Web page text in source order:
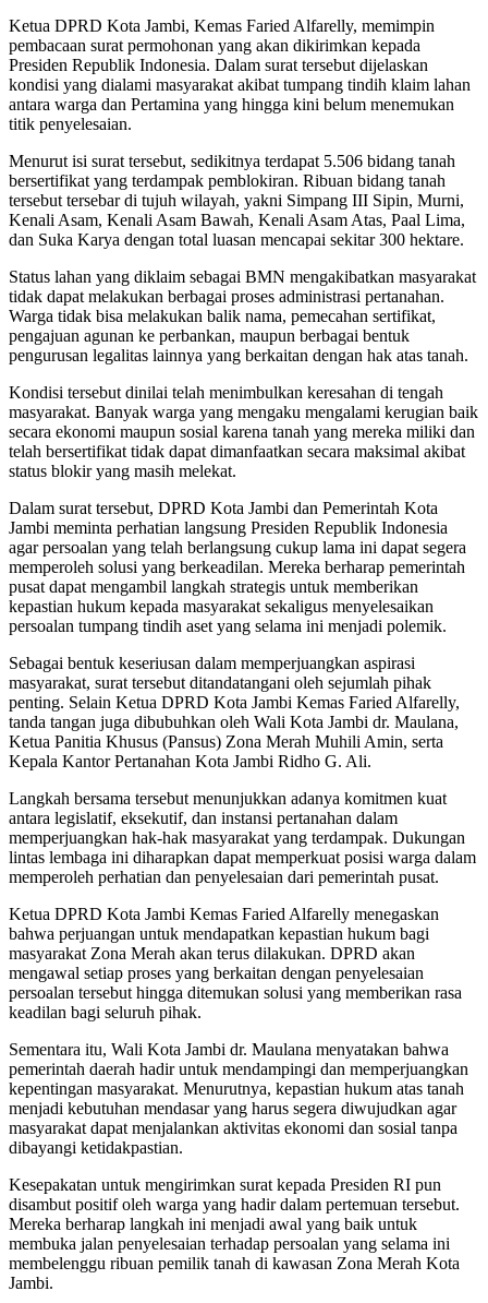
Ketua DPRD Kota Jambi, Kemas Faried Alfarelly, memimpin
pembacaan surat permohonan yang akan dikirimkan kepada
Presiden Republik Indonesia. Dalam surat tersebut dijelaskan
kondisi yang dialami masyarakat akibat tumpang tindih klaim lahan
antara warga dan Pertamina yang hingga kini belum menemukan
titik penyelesaian.
Menurut isi surat tersebut, sedikitnya terdapat 5.506 bidang tanah
bersertifikat yang terdampak pemblokiran. Ribuan bidang tanah
tersebut tersebar di tujuh wilayah, yakni Simpang III Sipin, Murni,
Kenali Asam, Kenali Asam Bawah, Kenali Asam Atas, Paal Lima,
dan Suka Karya dengan total luasan mencapai sekitar 300 hektare.
Status lahan yang diklaim sebagai BMN mengakibatkan masyarakat
tidak dapat melakukan berbagai proses administrasi pertanahan.
Warga tidak bisa melakukan balik nama, pemecahan sertifikat,
pengajuan agunan ke perbankan, maupun berbagai bentuk
pengurusan legalitas lainnya yang berkaitan dengan hak atas tanah.
Kondisi tersebut dinilai telah menimbulkan keresahan di tengah
masyarakat. Banyak warga yang mengaku mengalami kerugian baik
secara ekonomi maupun sosial karena tanah yang mereka miliki dan
telah bersertifikat tidak dapat dimanfaatkan secara maksimal akibat
status blokir yang masih melekat.
Dalam surat tersebut, DPRD Kota Jambi dan Pemerintah Kota
Jambi meminta perhatian langsung Presiden Republik Indonesia
agar persoalan yang telah berlangsung cukup lama ini dapat segera
memperoleh solusi yang berkeadilan. Mereka berharap pemerintah
pusat dapat mengambil langkah strategis untuk memberikan
kepastian hukum kepada masyarakat sekaligus menyelesaikan
persoalan tumpang tindih aset yang selama ini menjadi polemik.
Sebagai bentuk keseriusan dalam memperjuangkan aspirasi
masyarakat, surat tersebut ditandatangani oleh sejumlah pihak
penting. Selain Ketua DPRD Kota Jambi Kemas Faried Alfarelly,
tanda tangan juga dibubuhkan oleh Wali Kota Jambi dr. Maulana,
Ketua Panitia Khusus (Pansus) Zona Merah Muhili Amin, serta
Kepala Kantor Pertanahan Kota Jambi Ridho G. Ali.
Langkah bersama tersebut menunjukkan adanya komitmen kuat
antara legislatif, eksekutif, dan instansi pertanahan dalam
memperjuangkan hak-hak masyarakat yang terdampak. Dukungan
lintas lembaga ini diharapkan dapat memperkuat posisi warga dalam
memperoleh perhatian dan penyelesaian dari pemerintah pusat.
Ketua DPRD Kota Jambi Kemas Faried Alfarelly menegaskan
bahwa perjuangan untuk mendapatkan kepastian hukum bagi
masyarakat Zona Merah akan terus dilakukan. DPRD akan
mengawal setiap proses yang berkaitan dengan penyelesaian
persoalan tersebut hingga ditemukan solusi yang memberikan rasa
keadilan bagi seluruh pihak.
Sementara itu, Wali Kota Jambi dr. Maulana menyatakan bahwa
pemerintah daerah hadir untuk mendampingi dan memperjuangkan
kepentingan masyarakat. Menurutnya, kepastian hukum atas tanah
menjadi kebutuhan mendasar yang harus segera diwujudkan agar
masyarakat dapat menjalankan aktivitas ekonomi dan sosial tanpa
dibayangi ketidakpastian.
Kesepakatan untuk mengirimkan surat kepada Presiden RI pun
disambut positif oleh warga yang hadir dalam pertemuan tersebut.
Mereka berharap langkah ini menjadi awal yang baik untuk
membuka jalan penyelesaian terhadap persoalan yang selama ini
membelenggu ribuan pemilik tanah di kawasan Zona Merah Kota
Jambi.